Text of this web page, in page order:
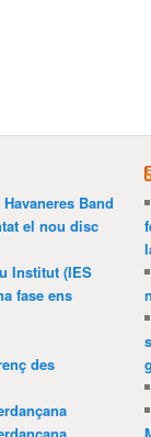
Band
el nou disc
Institut (IES
fase ens
des